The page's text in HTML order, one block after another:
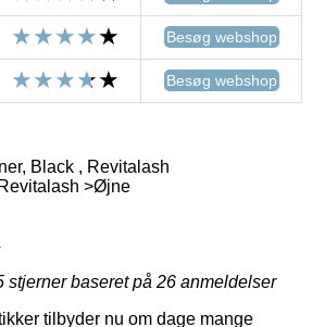
Besøg webshop
Besøg webshop
Black , Revitalash
>Øjne
stjerner baseret på 26 anmeldelser
tilbyder nu om dage mange